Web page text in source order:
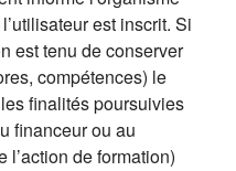
est inscrit. Si
est tenu de conserver
compétences) le
finalités poursuivies
financeur ou au
l’action de formation)